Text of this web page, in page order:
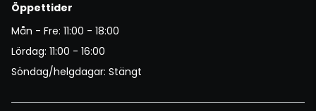
Öppettider
Mån - Fre: 11:00 - 18:00
Lördag: 11:00 - 16:00
Söndag/helgdagar: Stängt